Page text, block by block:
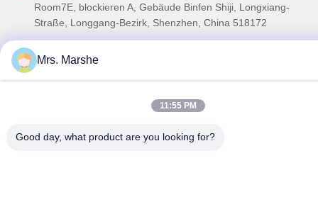
Room7E, blockieren A, Gebäude Binfen Shiji, Longxiang-
Straße, Longgang-Bezirk, Shenzhen, China 518172
86--13510560547
Mrs. Marshe
11:55 PM
Good day, what product are you looking for?